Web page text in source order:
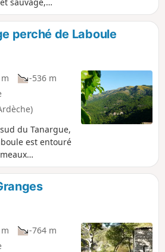
Le Tour
une boucle au
est une
prise depuis
si on manque
aura des
vue
de la Beaume,
la plaine de
perché de Laboule
-536 m
du Tanargue,
est entouré
cet itinéraire
à un en
châtaigneraies
et des
dallés où
-764 m